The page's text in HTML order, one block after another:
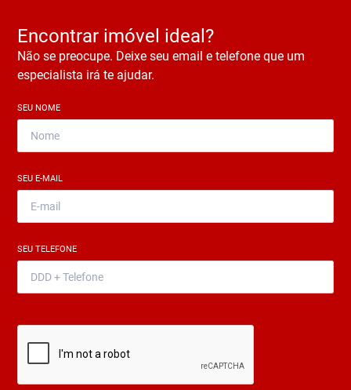
Encontrar imóvel ideal?
Não se preocupe. Deixe seu email e telefone que um
especialista irá te ajudar.
SEU NOME
SEU E-MAIL
SEU TELEFONE